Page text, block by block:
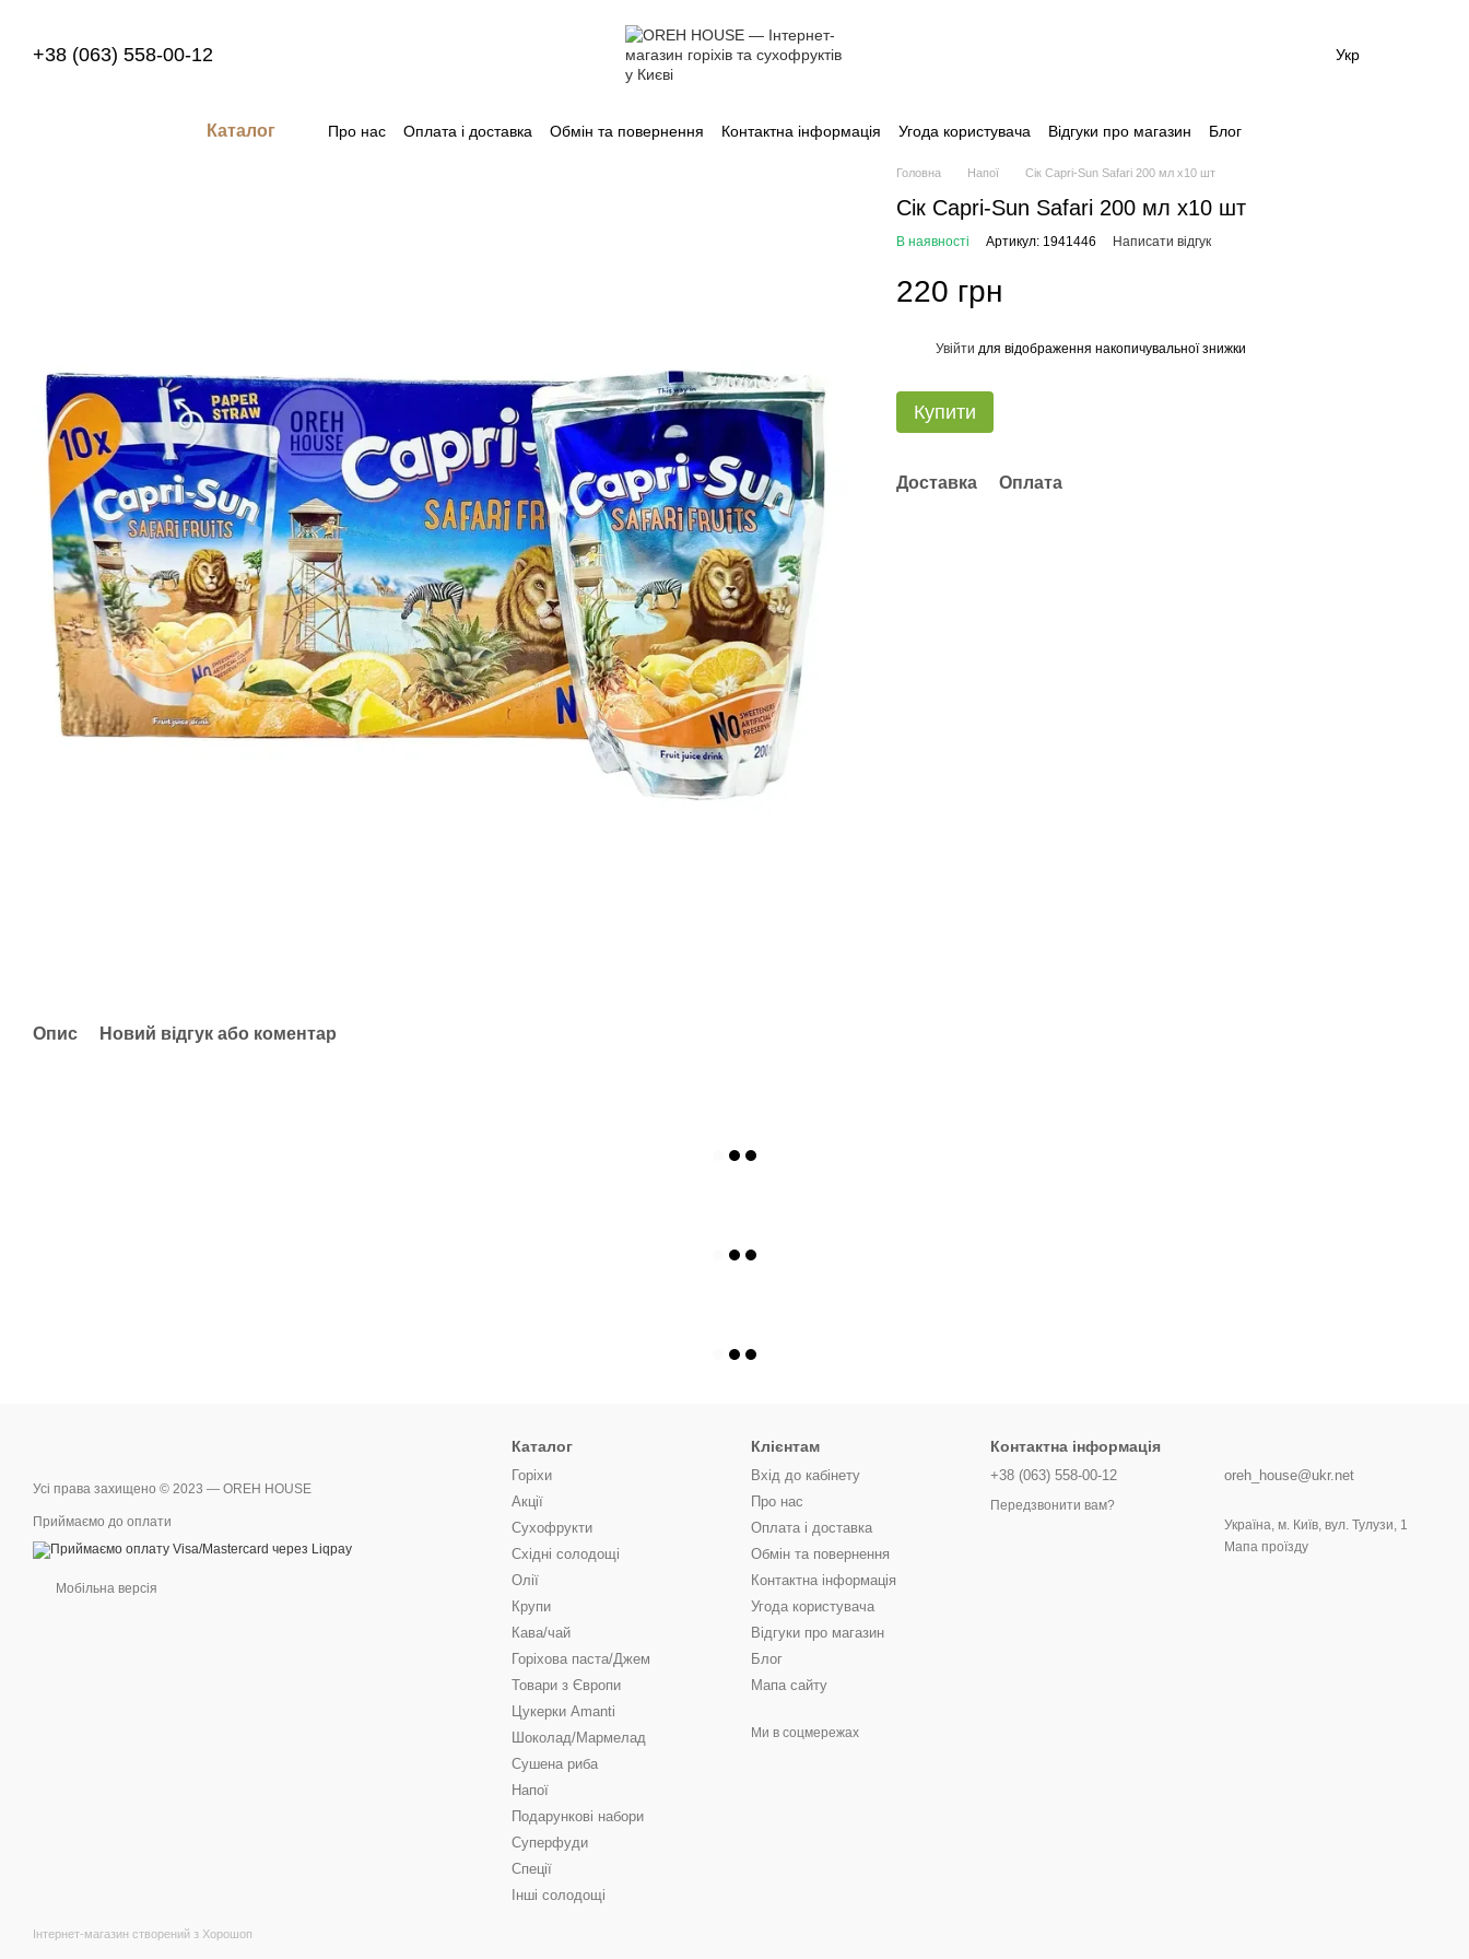
+38 (063) 558-00-12 Укр
Каталог Про нас Оплата і доставка Обмін та повернення Контактна інформація Угода користувача Відгуки про магазин Блог
Опис Новий відгук або коментар
Головна Напої Сік Capri-Sun Safari 200 мл х10 шт
Сік Capri-Sun Safari 200 мл х10 шт
В наявності Артикул: 1941446 Написати відгук
220 грн
Увійти для відображення накопичувальної знижки
Купити
Доставка Оплата
Усі права захищено © 2023 — OREH HOUSE
Приймаємо до оплати
Мобільна версія
Інтернет-магазин створений з Хорошоп
Каталог
Горіхи
Акції
Сухофрукти
Східні солодощі
Олії
Крупи
Кава/чай
Горіхова паста/Джем
Товари з Європи
Цукерки Amanti
Шоколад/Мармелад
Сушена риба
Напої
Подарункові набори
Суперфуди
Спеції
Інші солодощі
Клієнтам
Вхід до кабінету
Про нас
Оплата і доставка
Обмін та повернення
Контактна інформація
Угода користувача
Відгуки про магазин
Блог
Мапа сайту
Ми в соцмережах
Контактна інформація
+38 (063) 558-00-12
Передзвонити вам?
oreh_house@ukr.net
Україна, м. Київ, вул. Тулузи, 1
Мапа проїзду